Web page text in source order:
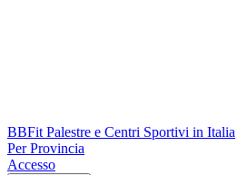
BBFit Palestre e Centri Sportivi in Italia
Per Provincia
Accesso